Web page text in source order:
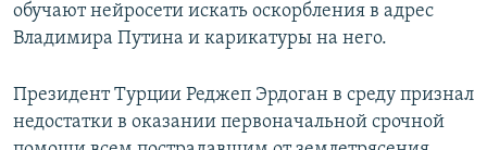
обучают нейросети искать оскорбления в адрес
Владимира Путина и карикатуры на него.
Президент Турции Реджеп Эрдоган в среду признал
недостатки в оказании первоначальной срочной